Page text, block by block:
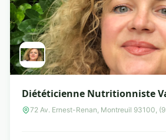
Diététicienne Nutritionniste
SCHELLINGEN
72 Av. Ernest-Renan, Montreuil 93100,